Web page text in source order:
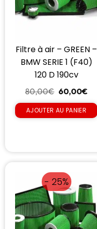
Filtre à air – GREEN –
BMW SERIE 1 (F40)
120 D 190cv
80,00€ 60,00€
AJOUTER AU PANIER
- 25%